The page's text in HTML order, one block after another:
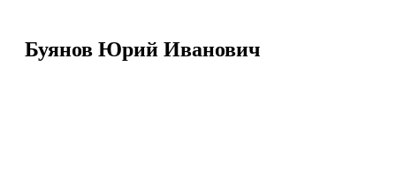
Буянов Юрий Иванович